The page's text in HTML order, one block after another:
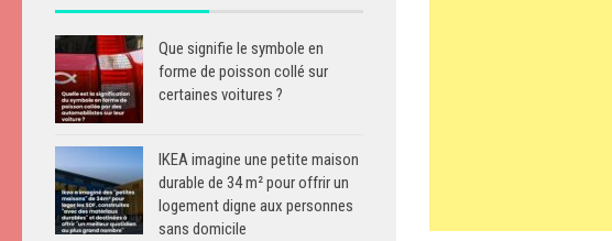
Que signifie le symbole en
forme de poisson collé sur
certaines voitures ?
IKEA imagine une petite maison
durable de 34 m² pour offrir un
logement digne aux personnes
sans domicile